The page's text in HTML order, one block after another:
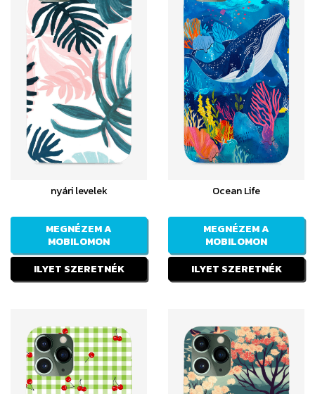
nyári levelek
MEGNÉZEM A
MOBILOMON
ILYET SZERETNÉK
Ocean Life
MEGNÉZEM A
MOBILOMON
ILYET SZERETNÉK